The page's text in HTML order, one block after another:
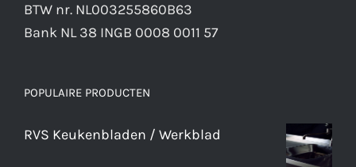
BTW nr. NL003255860B63
Bank NL 38 INGB 0008 0011 57
POPULAIRE PRODUCTEN
RVS Keukenbladen / Werkblad